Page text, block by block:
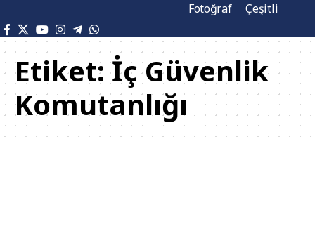
Fotoğraf
Çeşitli
Etiket:İç Güvenlik
Komutanlığı